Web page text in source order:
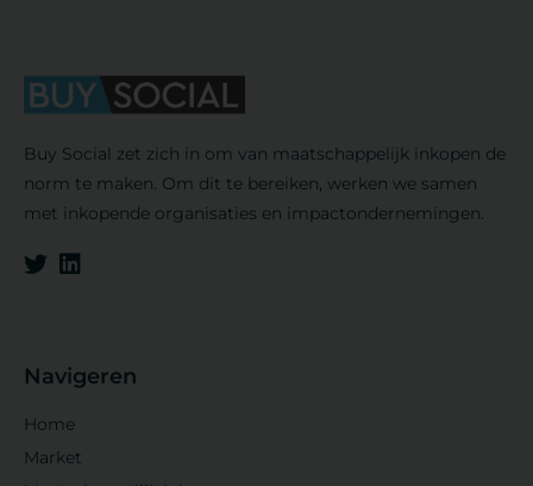
Buy Social zet zich in om van maatschappelijk inkopen de
norm te maken. Om dit te bereiken, werken we samen
met inkopende organisaties en impactondernemingen.
Navigeren
Home
Market